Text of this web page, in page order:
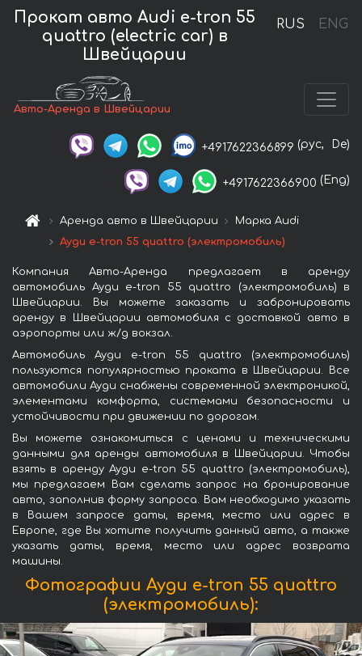
RUS ENG
Прокат авто Audi e-tron 55
quattro (electric car) в
Швейцарии
Авто-Аренда в Швейцарии
+4917622366899 (рус, De)
+4917622366900 (Eng)
Аренда авто в Швейцарии
Марка Audi
Ауди e-tron 55 quattro (электромобиль)
Компания Авто-Аренда предлагает в аренду
автомобиль Ауди e-tron 55 quattro (электромобиль) в
Швейцарии. Вы можете заказать и забронировать
аренду в Швейцарии автомобиля с доставкой авто в
аэропорты или ж/д вокзал.
Автомобиль Ауди e-tron 55 quattro (электромобиль)
пользуются популярностью проката в Швейцарии. Все
автомобили Ауди снабжены современной электроникой,
элементами комфорта, системами безопасности и
устойчивости при движении по дорогам.
Вы можете ознакомиться с ценами и техническими
данными для аренды автомобиля в Швейцарии. Чтобы
взять в аренду Ауди e-tron 55 quattro (электромобиль),
мы предлагаем Вам сделать запрос на бронирование
авто, заполнив форму запроса. Вам необходимо указать
в Вашем запросе даты, время, место или адрес в
Европе, где Вы хотите получить данный авто, а также
указать даты, время, место или адрес возврата
машины.
Фотографии Ауди e-tron 55 quattro
(электромобиль):